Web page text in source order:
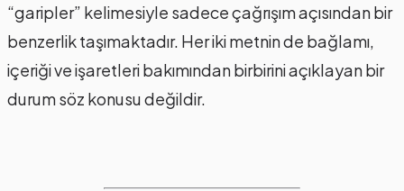
“garipler” kelimesiyle sadece çağrışım açısından bir
benzerlik taşımaktadır. Her iki metnin de bağlamı,
içeriği ve işaretleri bakımından birbirini açıklayan bir
durum söz konusu değildir.